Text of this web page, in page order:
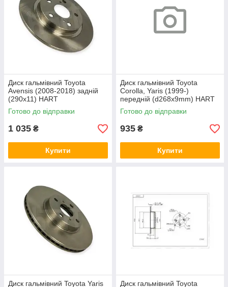
Диск гальмівний Toyota
Avensis (2008-2018) задній
(290x11) HART
Готово до відправки
1 035 ₴
Купити
Диск гальмівний Toyota
Corolla, Yaris (1999-)
передній (d268x9mm) HART
Готово до відправки
935 ₴
Купити
Диск гальмівний Toyota Yaris Диск гальмівний Toyota